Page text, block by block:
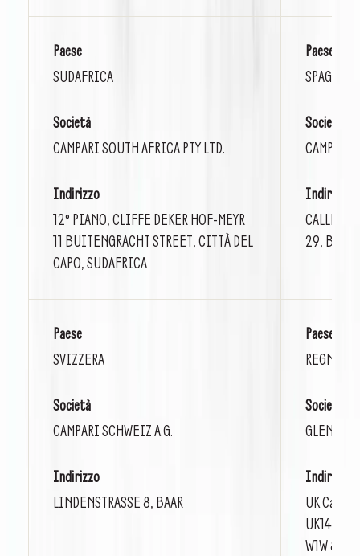
Paese
SUDAFRICA
Paese
SPAGNA
Società
CAMPARI SOUTH AFRICA PTY LTD.
Società
CAMPARI
Indirizzo
12° PIANO, CLIFFE DEKER HOF-MEYR
11 BUITENGRACHT STREET, CITTÀ DEL
CAPO, SUDAFRICA
Indirizzo
CALLE DE
29,
Paese
SVIZZERA
Paese
REGNO
Società
CAMPARI SCHWEIZ A.G.
Società
GLEN
Indirizzo
LINDENSTRASSE 8, BAAR
Indirizzo
UK
UK14-16
W1W 8QW